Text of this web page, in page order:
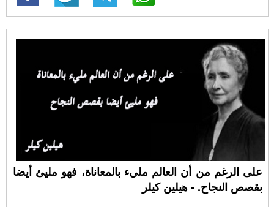
على الرغم من أن العالم مليء بالمعاناة، فهو مليئ أيضا
بقصص النجاح. - هيلين كيلر